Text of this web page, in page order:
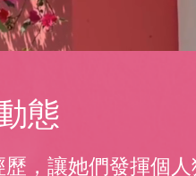
態
，讓她們發揮個